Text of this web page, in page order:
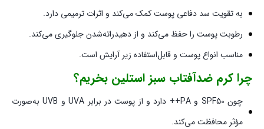
به تقویت سد دفاعی پوست کمک می‌کند و اثرات ترمیمی دارد.
رطوبت پوست را حفظ می‌کند و از دهیدراته‌شدن جلوگیری می‌کند.
مناسب انواع پوست و قابل‌استفاده زیر آرایش است.
چرا کرم ضدآفتاب سبز استلین بخریم؟
چون SPF50 و PA++ دارد و از پوست در برابر UVA و UVB به‌صورت
مؤثر محافظت می‌کند.